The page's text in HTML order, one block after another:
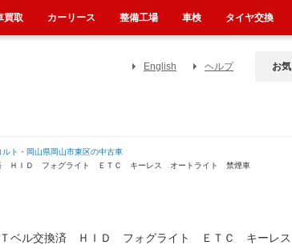
English ヘルプ お
ルト・岡山県岡山市東区の中古車
ＨＩＤ フォグライト ＥＴＣ キーレス オートライト 禁煙車
ル交換済 ＨＩＤ フォグライト ＥＴＣ キーレス
買取 カーリース 整備工場 車検 タイヤ交換